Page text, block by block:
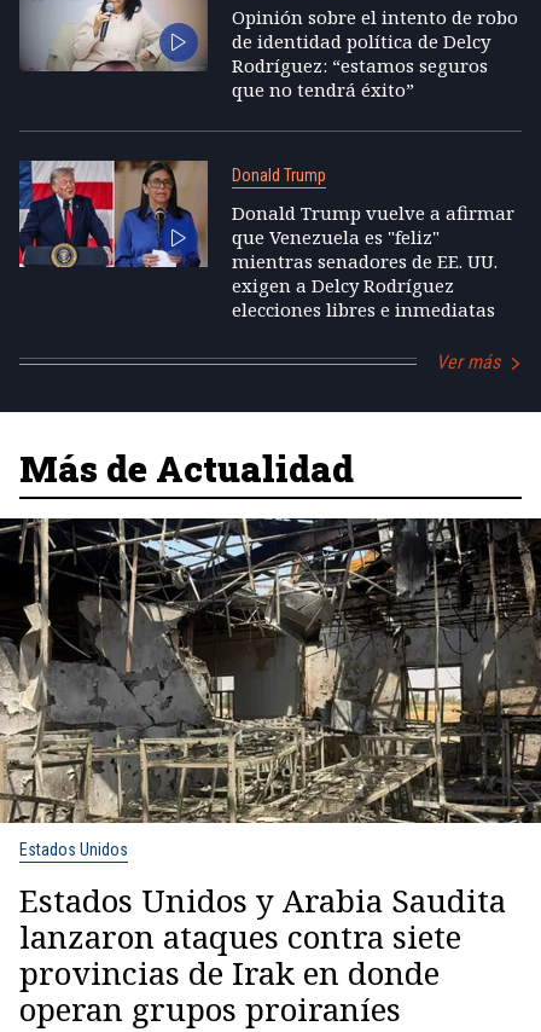
Opinión sobre el intento de robo
de identidad política de Delcy
Rodríguez: “estamos seguros
que no tendrá éxito”
Donald Trump
Donald Trump vuelve a afirmar
que Venezuela es "feliz"
mientras senadores de EE. UU.
exigen a Delcy Rodríguez
elecciones libres e inmediatas
Ver más
Más de Actualidad
Estados Unidos
Estados Unidos y Arabia Saudita
lanzaron ataques contra siete
provincias de Irak en donde
operan grupos proiraníes